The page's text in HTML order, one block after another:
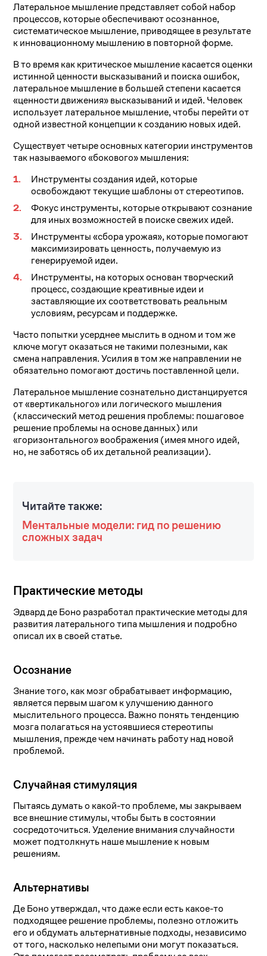
Латеральное мышление представляет собой набор
процессов, которые обеспечивают осознанное,
систематическое мышление, приводящее в результате
к инновационному мышлению в повторной форме.
В то время как критическое мышление касается оценки
истинной ценности высказываний и поиска ошибок,
латеральное мышление в большей степени касается
«ценности движения» высказываний и идей. Человек
использует латеральное мышление, чтобы перейти от
одной известной концепции к созданию новых идей.
Существует четыре основных категории инструментов
так называемого «бокового» мышления:
Инструменты создания идей, которые
освобождают текущие шаблоны от стереотипов.
Фокус инструменты, которые открывают сознание
для иных возможностей в поиске свежих идей.
Инструменты «сбора урожая», которые помогают
максимизировать ценность, получаемую из
генерируемой идеи.
Инструменты, на которых основан творческий
процесс, создающие креативные идеи и
заставляющие их соответствовать реальным
условиям, ресурсам и поддержке.
Часто попытки усерднее мыслить в одном и том же
ключе могут оказаться не такими полезными, как
смена направления. Усилия в том же направлении не
обязательно помогают достичь поставленной цели.
Латеральное мышление сознательно дистанцируется
от «вертикального» или логического мышления
(классический метод решения проблемы: пошаговое
решение проблемы на основе данных) или
«горизонтального» воображения (имея много идей,
но, не заботясь об их детальной реализации).
Читайте также:
Ментальные модели: гид по решению
сложных задач
Практические методы
Эдвард де Боно разработал практические методы для
развития латерального типа мышления и подробно
описал их в своей статье.
Осознание
Знание того, как мозг обрабатывает информацию,
является первым шагом к улучшению данного
мыслительного процесса. Важно понять тенденцию
мозга полагаться на устоявшиеся стереотипы
мышления, прежде чем начинать работу над новой
проблемой.
Случайная стимуляция
Пытаясь думать о какой-то проблеме, мы закрываем
все внешние стимулы, чтобы быть в состоянии
сосредоточиться. Уделение внимания случайности
может подтолкнуть наше мышление к новым
решениям.
Альтернативы
Де Боно утверждал, что даже если есть какое-то
подходящее решение проблемы, полезно отложить
его и обдумать альтернативные подходы, независимо
от того, насколько нелепыми они могут показаться.